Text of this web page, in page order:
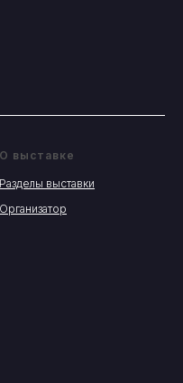
О выставке
Разделы выставки
Организатор